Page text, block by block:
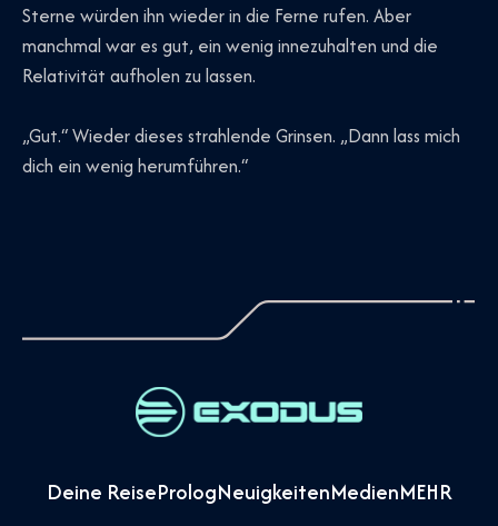
Sterne würden ihn wieder in die Ferne rufen. Aber
manchmal war es gut, ein wenig innezuhalten und die
Relativität aufholen zu lassen.
„Gut.“ Wieder dieses strahlende Grinsen. „Dann lass mich
dich ein wenig herumführen.“
Deine ReisePrologNeuigkeitenMedienMEHR